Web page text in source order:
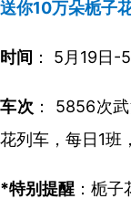
送你10万朵栀子
时间 ： 5月19日
车次 ： 5856次
花列车，每日1班
*特别提醒 ：栀